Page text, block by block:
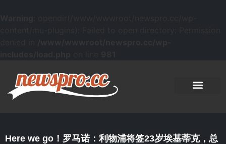
Here we go！罗马诺：利物浦将签23岁埃基蒂克，总